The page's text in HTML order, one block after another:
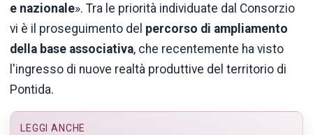
e nazionale». Tra le priorità individuate dal Consorzio
vi è il proseguimento del percorso di ampliamento
della base associativa, che recentemente ha visto
l'ingresso di nuove realtà produttive del territorio di
Pontida.
LEGGI ANCHE